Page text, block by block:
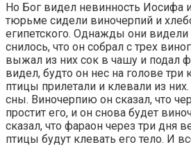
Но Бог видел невинность Иосифа
тюрьме сидели виночерпий и
египетского. Однажды они
снилось, что он собрал с трех
выжал из них сок в чашу и подал
видел, будто он нес на голове три
птицы прилетали и клевали из
сны. Виночерпию он сказал, что
простит его, и он снова будет
сказал, что фараон через три дня
птицы будут клевать его тело. И